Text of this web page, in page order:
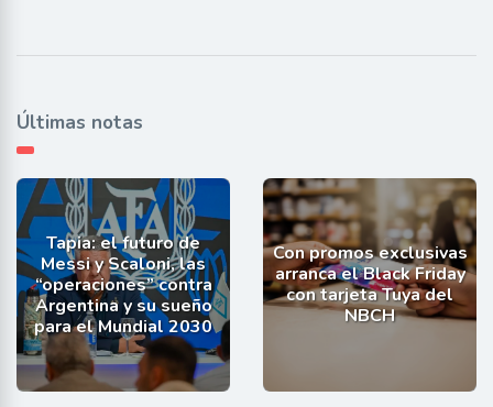
Últimas notas
Tapia: el futuro de
Messi y Scaloni, las
“operaciones” contra
Argentina y su sueño
para el Mundial 2030
Con promos exclusivas
arranca el Black Friday
con tarjeta Tuya del
NBCH